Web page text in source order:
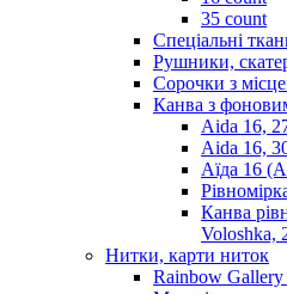
35 count
Спеціальні
Рушники,
Сорочки з
Канва з
Aida 16,
Aida 16,
Аїда 16
Канва
Voloshka,
Нитки, карти ниток
Rainbow